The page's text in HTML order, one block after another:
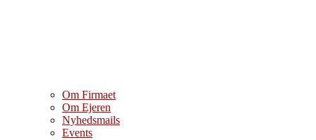
Om Firmaet
Om Ejeren
Nyhedsmails
Events